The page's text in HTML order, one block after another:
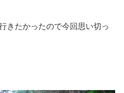
きたかったので今回思い切っ